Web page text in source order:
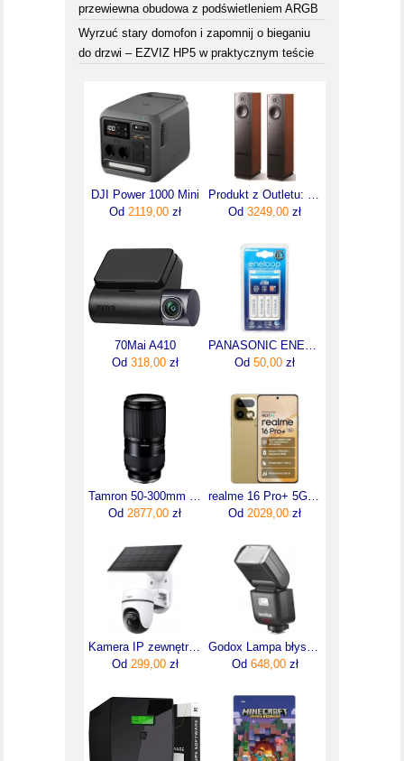
przewiewna obudowa z podświetleniem ARGB
Wyrzuć stary domofon i zapomnij o bieganiu
do drzwi – EZVIZ HP5 w praktycznym teście
DJI Power 1000 Mini
Od 2119,00zł
Produkt z Outletu: Usher Kolumna Podłogowa 2-Drożna V-602 Outlet | Raty 0% Sala Odsłuchowa Poznań (26F763545_20250702124616)
Od 3249,00 zł
70Mai A410
Od 318,00zł
PANASONIC ENELOOP BQ-CC51
Od 50,00 zł
Tamron 50-300mm F/4.5-6.3 Di III VC VXD Sony E
Od 2877,00 zł
realme 16 Pro+ 5G 12/512GB Złoty
Od 2029,00 zł
Kamera IP zewnętrzna TP-Link Tapo C610 TAPOC610KIT
Od 299,00zł
Godox Lampa błyskowa V480F TTL Li-ion do Fuji
Od 648,00zł